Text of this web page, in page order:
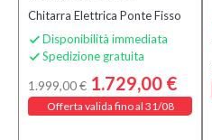
Chitarra Elettrica Ponte Fisso
 Disponibilità immediata
 Spedizione gratuita
1.999,00 € 1.729,00 €
Offerta valida fino al 31/08